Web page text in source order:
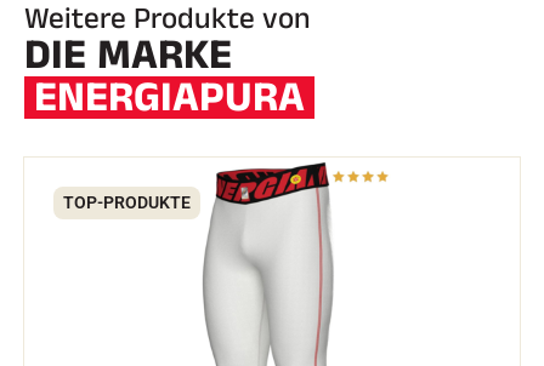
REITEN
Weitere Produkte von
DIE MARKE
ENERGIAPURA
TOP-PRODUKTE